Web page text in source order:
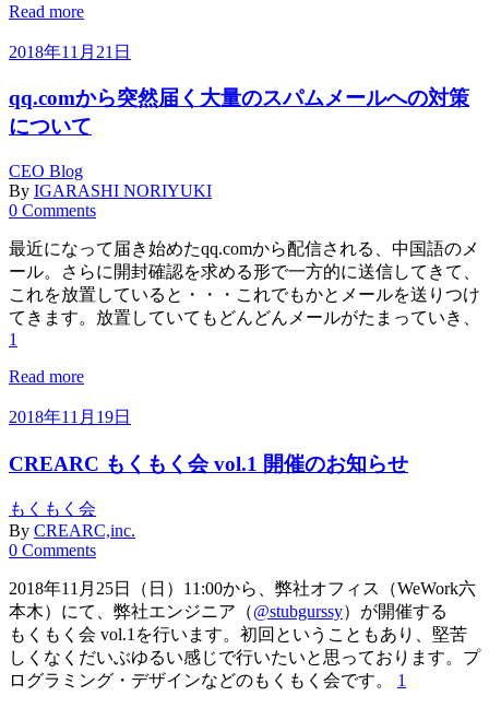
Read more
2018年11月21日
qq.comから突然届く大量のスパムメールへの対策
について
CEO Blog
By IGARASHI NORIYUKI
0 Comments
最近になって届き始めたqq.comから配信される、中国語のメ
ール。さらに開封確認を求める形で一方的に送信してきて、
これを放置していると・・・これでもかとメールを送りつけ
てきます。放置していてもどんどんメールがたまっていき、
1
Read more
2018年11月19日
CREARC もくもく会 vol.1 開催のお知らせ
もくもく会
By CREARC,inc.
0 Comments
2018年11月25日（日）11:00から、弊社オフィス（WeWork六
本木）にて、弊社エンジニア（@stubgurssy）が開催する
もくもく会 vol.1を行います。初回ということもあり、堅苦
しくなくだいぶゆるい感じで行いたいと思っております。プ
ログラミング・デザインなどのもくもく会です。 1